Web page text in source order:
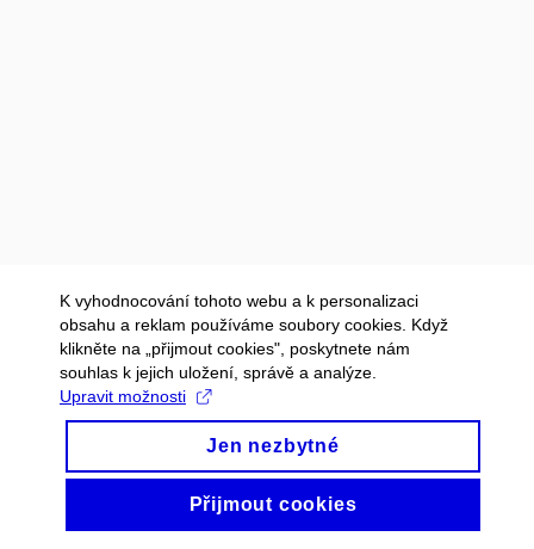
K vyhodnocování tohoto webu a k personalizaci
obsahu a reklam používáme soubory cookies. Když
klikněte na „přijmout cookies", poskytnete nám
souhlas k jejich uložení, správě a analýze.
Upravit možnosti
Jen nezbytné
Přijmout cookies